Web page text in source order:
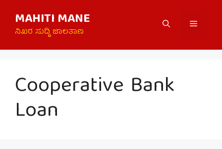
content
MAHITI MANE
ನಿಖರ ಸುದ್ದಿ ಜಾಲತಾಣ
Menu
Cooperative Bank
Loan